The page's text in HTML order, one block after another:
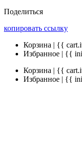
Поделиться
копировать ссылку
Корзина | {{
Избранное | {{
Корзина | {{
Избранное | {{